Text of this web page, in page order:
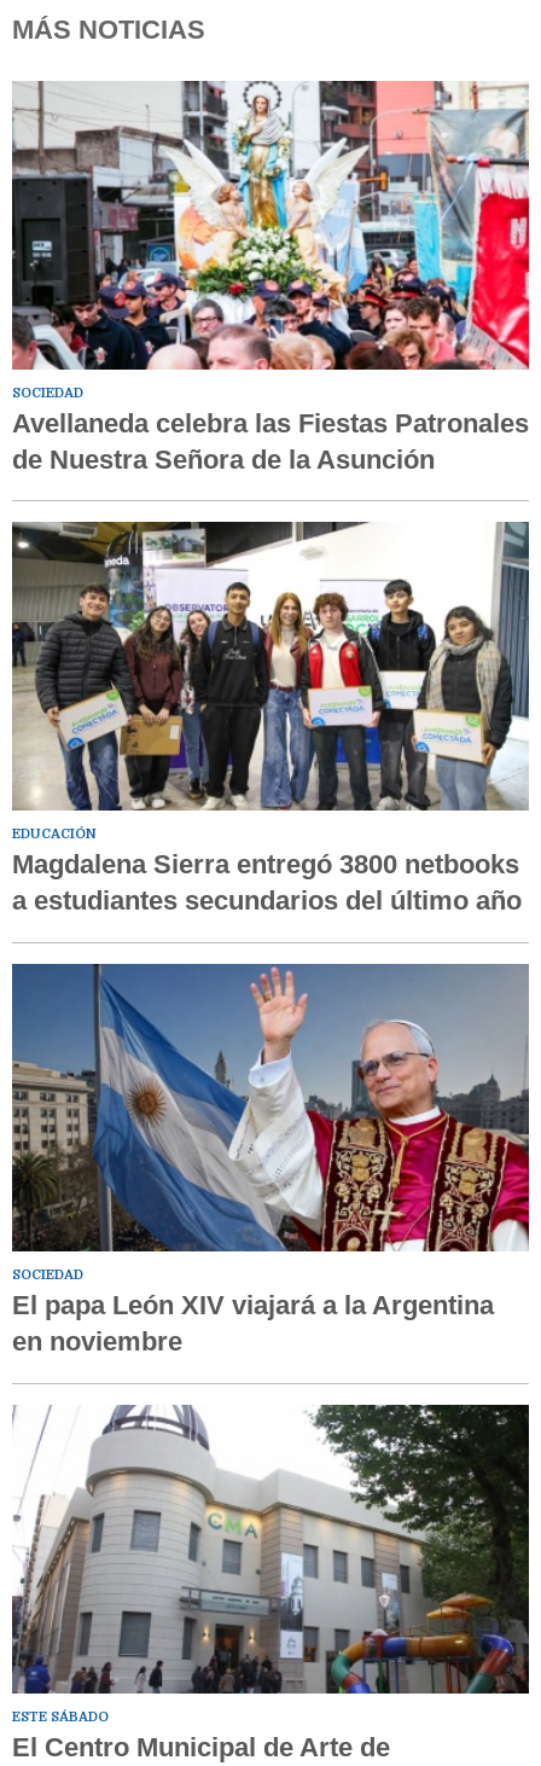
MÁS NOTICIAS
SOCIEDAD
Avellaneda celebra las Fiestas Patronales
de Nuestra Señora de la Asunción
EDUCACIÓN
Magdalena Sierra entregó 3800 netbooks
a estudiantes secundarios del último año
SOCIEDAD
El papa León XIV viajará a la Argentina
en noviembre
ESTE SÁBADO
El Centro Municipal de Arte de